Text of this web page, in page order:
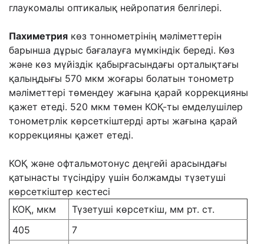
глаукомалы оптикалық нейропатия белгілері.
Пахиметрия көз тоннометрінің мәліметтерін
барынша дұрыс бағалауға мүмкіндік береді. Көз
және көз мүйіздік қабырғасындағы орталықтағы
қалыңдығы 570 мкм жоғары болатын тонометр
мәліметтері төмендеу жағына қарай коррекцияны
қажет етеді. 520 мкм төмен КОҚ-ты емделушілер
тонометрлік көрсеткіштерді арты жағына қарай
коррекцияны қажет етеді.
КОҚ және офтальмотонус деңгейі арасындағы
қатынасты түсіндіру үшін болжамды түзетуші
көрсеткіштер кестесі
КОҚ, мкм
Түзетуші көрсеткіш, мм рт. ст.
405
7